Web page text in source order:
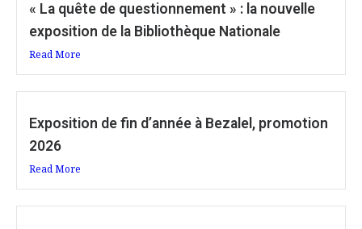
« La quête de questionnement » : la nouvelle
exposition de la Bibliothèque Nationale
Read More
Exposition de fin d’année à Bezalel, promotion
2026
Read More